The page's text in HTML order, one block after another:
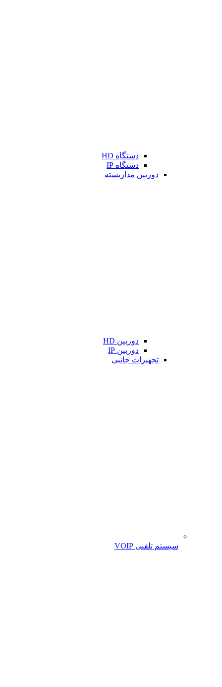
دستگاه HD
دستگاه IP
دوربین مداربسته
دوربین HD
دوربین IP
تجهیزات جانبی
سیستم تلفنی VOIP